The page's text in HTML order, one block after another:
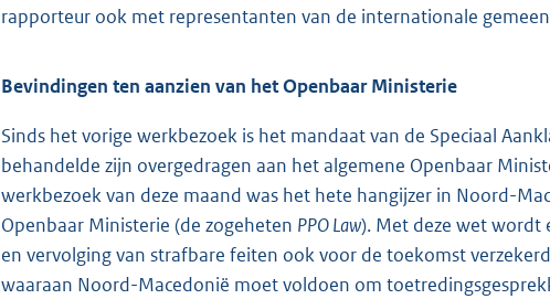
rapporteur ook met representanten van de internationale
Bevindingen ten aanzien van het Openbaar Ministerie
Sinds het vorige werkbezoek is het mandaat van de Speciaal
behandelde zijn overgedragen aan het algemene Openbaar
werkbezoek van deze maand was het hete hangijzer in Noord-
Openbaar Ministerie (de zogeheten PPO Law). Met deze wet wordt
en vervolging van strafbare feiten ook voor de toekomst
waaraan Noord-Macedonië moet voldoen om